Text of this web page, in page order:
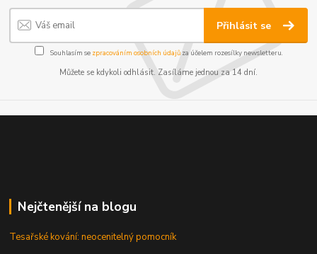
Přihlásit se
Souhlasím se zpracováním osobních údajůza účelem rozesílky newsletteru.
Můžete se kdykoli odhlásit. Zasíláme jednou za 14 dní.
Nejčtenější na blogu
Tesařské kování: neocenitelný pomocník